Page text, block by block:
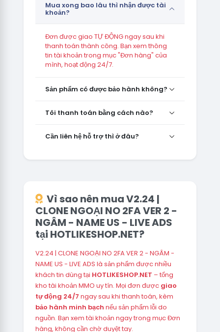
Mua xong bao lâu thì nhận được tài
khoản?
Đơn được giao TỰ ĐỘNG ngay sau khi
thanh toán thành công. Bạn xem thông
tin tài khoản trong mục "Đơn hàng" của
mình, hoạt động 24/7.
Sản phẩm có được bảo hành không?
Tôi thanh toán bằng cách nào?
Cần liên hệ hỗ trợ thì ở đâu?
Vì sao nên mua V2.24 |
CLONE NGOẠI NO 2FA VER 2 -
NGÂM - NAME US - LIVE ADS
tại HOTLIKESHOP.NET?
V2.24 | CLONE NGOẠI NO 2FA VER 2 - NGÂM -
NAME US - LIVE ADS là sản phẩm được nhiều
khách tin dùng tại HOTLIKESHOP.NET – tổng
kho tài khoản MMO uy tín. Mọi đơn được giao
tự động 24/7 ngay sau khi thanh toán, kèm
bảo hành minh bạch nếu sản phẩm lỗi do
nguồn. Bạn xem tài khoản ngay trong mục Đơn
hàng, không cần chờ duyệt tay.